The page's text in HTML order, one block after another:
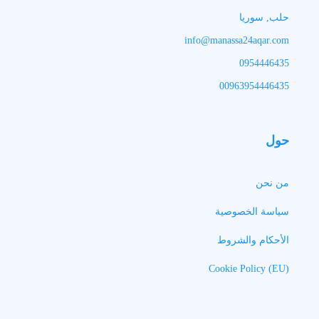
حلب, سوريا
info@manassa24aqar.com
0954446435
00963954446435
حول
من نحن
سياسة الخصوصية
الأحكام والشروط
Cookie Policy (EU)